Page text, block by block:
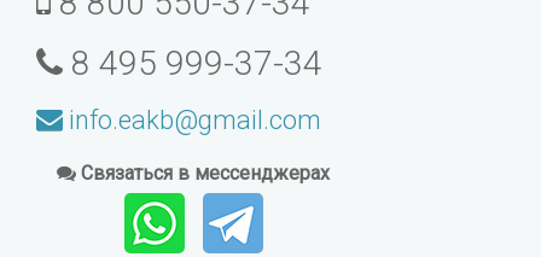
8 495 999-37-34
info.eakb@gmail.com
Связаться в мессенджерах